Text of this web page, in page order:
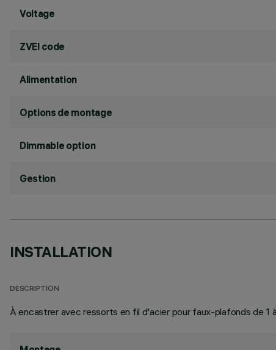
Voltage
ZVEI code
Alimentation
Options de montage
Dimmable option
Gestion
INSTALLATION
DESCRIPTION
À encastrer avec ressorts en fil d'acier pour faux-plafonds de